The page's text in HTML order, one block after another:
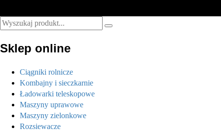
Sklep online
Ciągniki rolnicze
Kombajny i sieczkarnie
Ładowarki teleskopowe
Maszyny uprawowe
Maszyny zielonkowe
Rozsiewacze